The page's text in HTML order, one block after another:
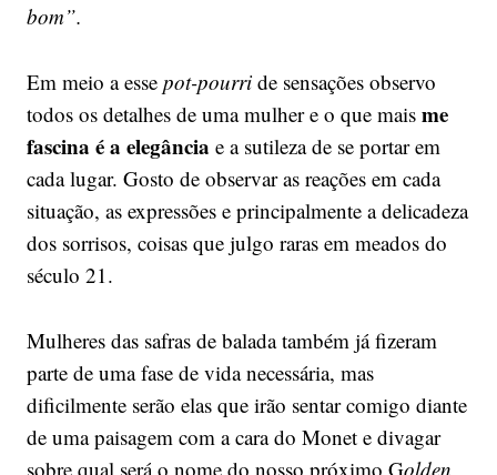
bom”.
Em meio a esse pot-pourride sensações observo
todos os detalhes de uma mulher e o que mais me
fascina é a elegância e a sutileza de se portar em
cada lugar. Gosto de observar as reações em cada
situação, as expressões e principalmente a delicadeza
dos sorrisos, coisas que julgo raras em meados do
século 21.
Mulheres das safras de balada também já fizeram
parte de uma fase de vida necessária, mas
dificilmente serão elas que irão sentar comigo diante
de uma paisagem com a cara do Monet e divagar
sobre qual será o nome do nosso próximo Golden